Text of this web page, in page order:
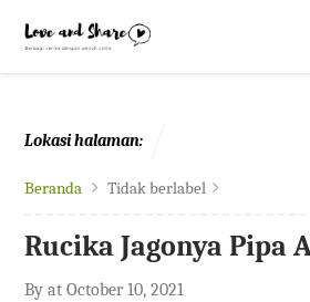
Lokasi halaman:
Beranda Tidak berlabel
Rucika Jagonya Pipa
ByatOctober 10, 2021